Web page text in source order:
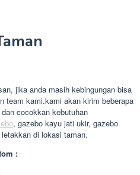
jika anda masih kebingungan bisa
team kami.kami akan kirim beberapa
cocokkan kebutuhan
, gazebo kayu jati ukir, gazebo
di lokasi taman.
: